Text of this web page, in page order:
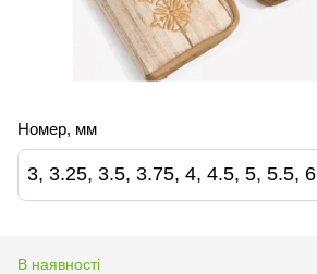
Номер, мм
3, 3.25, 3.5, 3.75, 4, 4.5, 5, 5.5, 6
В наявності